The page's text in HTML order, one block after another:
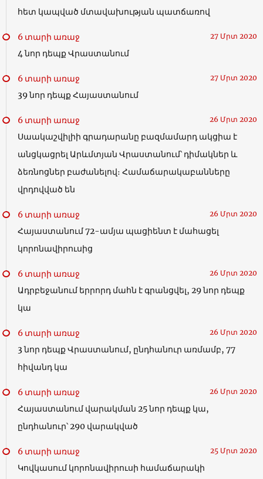
հետ կապված մտավախության պատճառով
6 տարի առաջ 27 Մրտ 2020
4 նոր դեպք Վրաստանում
6 տարի առաջ 27 Մրտ 2020
39 նոր դեպք Հայաստանում
6 տարի առաջ 26 Մրտ 2020
Սաակաշվիլիի գրադարանը բազմամարդ ակցիա է
անցկացրել Արևմտյան Վրաստանում՝ դիմակներ և
ձեռնոցներ բաժանելով։ Համաճարակաբանները
վրդովված են
6 տարի առաջ 26 Մրտ 2020
Հայաստանում 72-ամյա պացիենտ է մահացել
կորոնավիրուսից
6 տարի առաջ 26 Մրտ 2020
Ադրբեջանում երրորդ մահն է գրանցվել, 29 նոր դեպք
կա
6 տարի առաջ 26 Մրտ 2020
3 նոր դեպք Վրաստանում, ընդհանուր առմամբ, 77
հիվանդ կա
6 տարի առաջ 26 Մրտ 2020
Հայաստանում վարակման 25 նոր դեպք կա,
ընդհանուր՝ 290 վարակված
6 տարի առաջ 25 Մրտ 2020
Կովկասում կորոնավիրուսի համաճարակի